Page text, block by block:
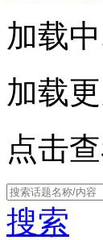
加载
加载
点击
搜索